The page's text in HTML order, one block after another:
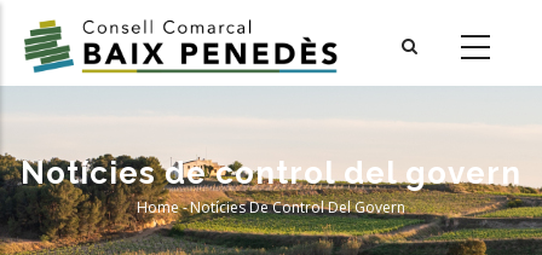
main
Notícies de control del govern
Breadcrumb
Home-Notícies De Control Del Govern